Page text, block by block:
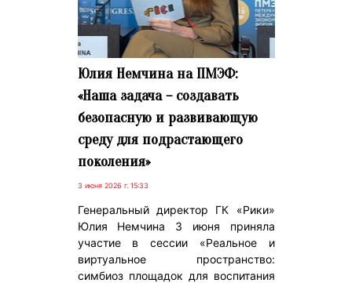
Юлия Немчина на ПМЭФ:
«Наша задача – создавать
безопасную и развивающую
среду для подрастающего
поколения»
3 июня 2026 г. 15:33
Генеральный директор ГК «Рики»
Юлия Немчина 3 июня приняла
участие в сессии «Реальное и
виртуальное пространство:
симбиоз площадок для воспитания